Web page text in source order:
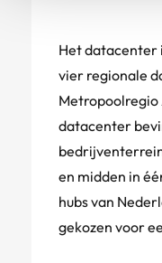
Het datacenter
vier regionale
datacenter
en midden in
hubs van
gekozen voor